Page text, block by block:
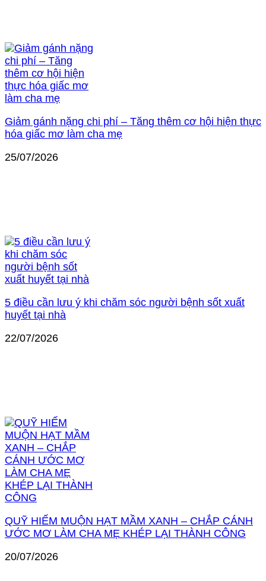
Giảm gánh nặng chi phí – Tăng thêm cơ hội hiện thực
hóa giấc mơ làm cha mẹ
25/07/2026
5 điều cần lưu ý khi chăm sóc người bệnh sốt xuất
huyết tại nhà
22/07/2026
QUỸ HIẾM MUỘN HẠT MẦM XANH – CHẮP CÁNH
ƯỚC MƠ LÀM CHA MẸ KHÉP LẠI THÀNH CÔNG
20/07/2026